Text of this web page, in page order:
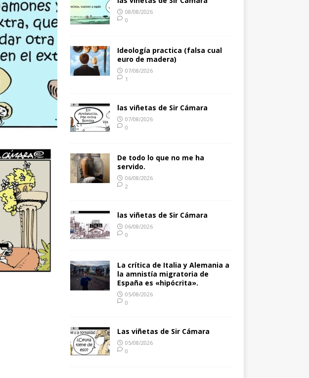
08/08/2026
0
Ideología practica (falsa cual
euro de madera)
07/08/2026
1
las viñetas de Sir Cámara
07/08/2026
0
De todo lo que no me ha
servido.
06/08/2026
2
las viñetas de Sir Cámara
06/08/2026
0
La crítica de Italia y Alemania a
la amnistía migratoria de
España es «hipócrita».
05/08/2026
0
Las viñetas de Sir Cámara
05/08/2026
0